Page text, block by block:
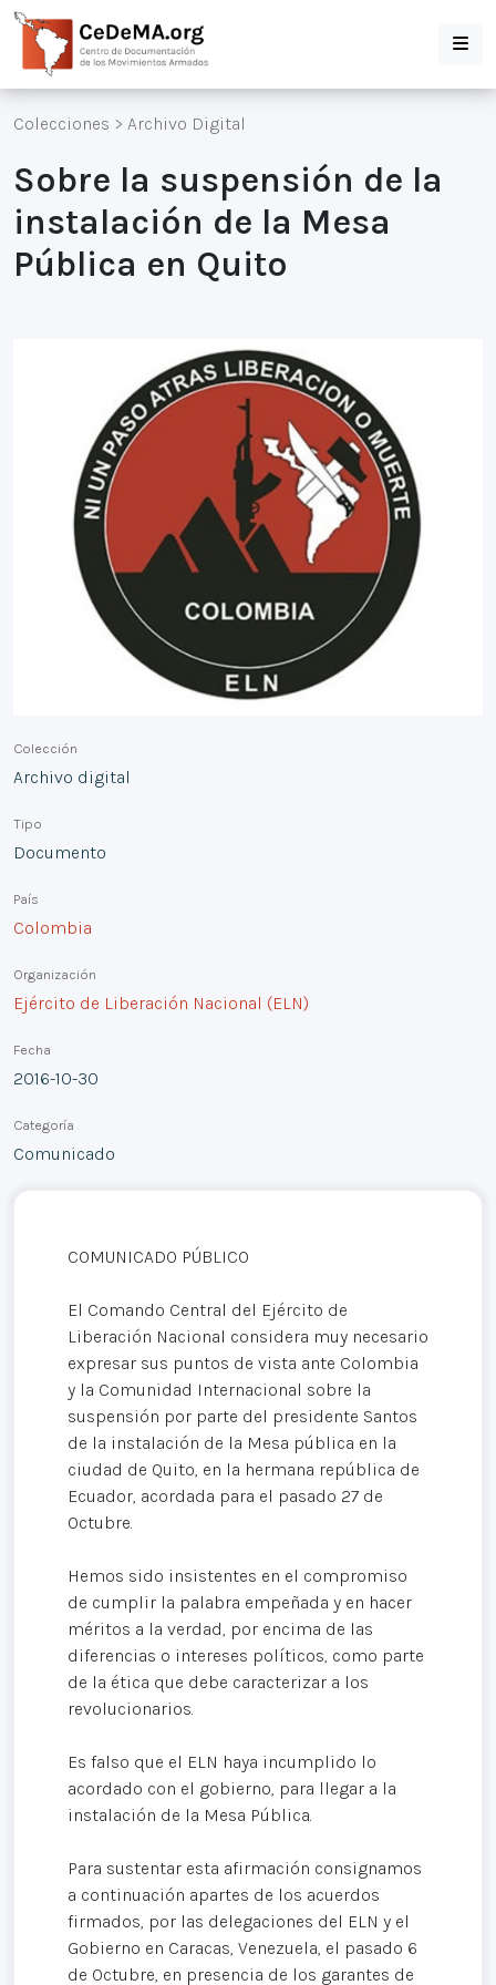
Colecciones > Archivo Digital
Sobre la suspensión de la
instalación de la Mesa
Pública en Quito
Colección
Archivo digital
Tipo
Documento
País
Colombia
Organización
Ejército de Liberación Nacional (ELN)
Fecha
2016-10-30
Categoría
Comunicado
COMUNICADO PÚBLICO
El Comando Central del Ejército de
Liberación Nacional considera muy necesario
expresar sus puntos de vista ante Colombia
y la Comunidad Internacional sobre la
suspensión por parte del presidente Santos
de la instalación de la Mesa pública en la
ciudad de Quito, en la hermana república de
Ecuador, acordada para el pasado 27 de
Octubre.
Hemos sido insistentes en el compromiso
de cumplir la palabra empeñada y en hacer
méritos a la verdad, por encima de las
diferencias o intereses políticos, como parte
de la ética que debe caracterizar a los
revolucionarios.
Es falso que el ELN haya incumplido lo
acordado con el gobierno, para llegar a la
instalación de la Mesa Pública.
Para sustentar esta afirmación consignamos
a continuación apartes de los acuerdos
firmados, por las delegaciones del ELN y el
Gobierno en Caracas, Venezuela, el pasado 6
de Octubre, en presencia de los garantes de